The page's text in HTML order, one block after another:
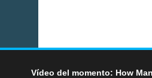
Vídeo del momento: How